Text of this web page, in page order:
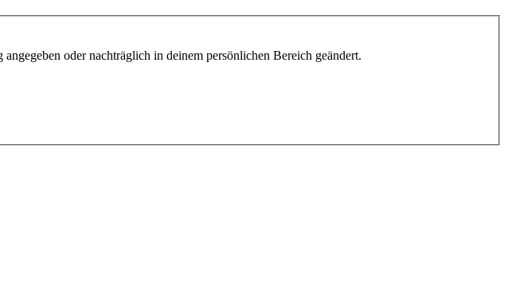
oder nachträglich in deinem persönlichen Bereich geändert.